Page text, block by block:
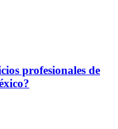
profesionales de